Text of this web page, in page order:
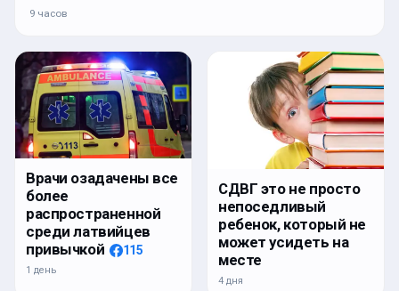
9 часов
Врачи озадачены все
более
распространенной
среди латвийцев
привычкой
115
1 день
СДВГ это не просто
непоседливый
ребенок, который не
может усидеть на
месте
4 дня